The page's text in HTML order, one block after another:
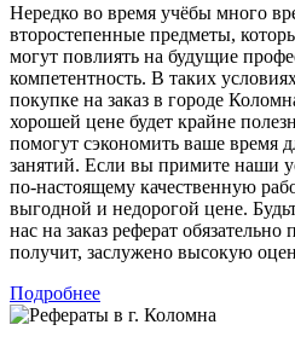
Нередко во время учёбы много
второстепенные предметы,
могут повлиять на будущие
компетентность. В таких
покупке на заказ в городе
хорошей цене будет крайне
помогут сэкономить ваше время
занятий. Если вы примите наши
по-настоящему качественную
выгодной и недорогой цене.
нас на заказ реферат
получит, заслужено высокую
Подробнее